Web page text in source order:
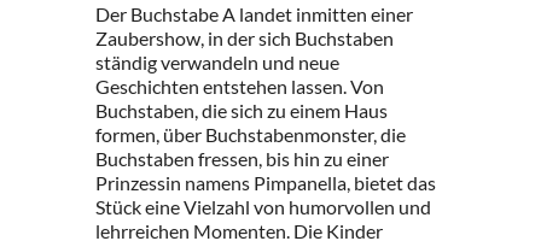
Der Buchstabe A landet inmitten einer
Zaubershow, in der sich Buchstaben
ständig verwandeln und neue
Geschichten entstehen lassen. Von
Buchstaben, die sich zu einem Haus
formen, über Buchstabenmonster, die
Buchstaben fressen, bis hin zu einer
Prinzessin namens Pimpanella, bietet das
Stück eine Vielzahl von humorvollen und
lehrreichen Momenten. Die Kinder